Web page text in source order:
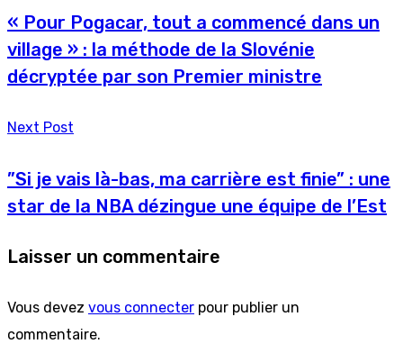
« Pour Pogacar, tout a commencé dans un
village » : la méthode de la Slovénie
décryptée par son Premier ministre
Next Post
”Si je vais là-bas, ma carrière est finie” : une
star de la NBA dézingue une équipe de l’Est
Laisser un commentaire
Vous devez vous connecter pour publier un
commentaire.